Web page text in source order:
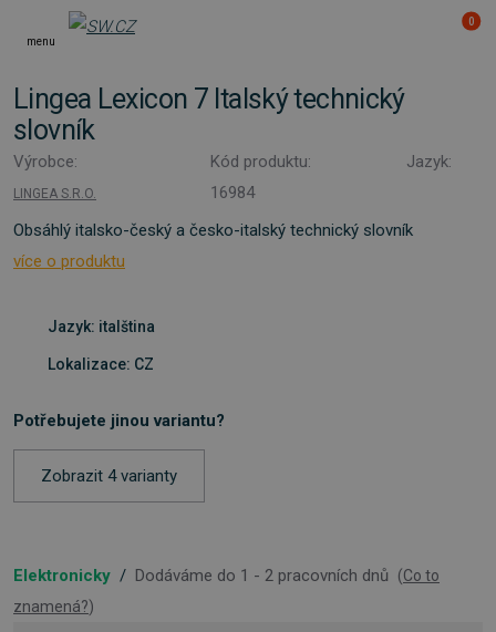
menu
0
Lingea Lexicon 7 Italský technický
slovník
Výrobce:
LINGEA S.R.O.
Kód produktu:
16984
Jazyk:
Obsáhlý italsko-český a česko-italský technický slovník
více o produktu
Jazyk: italština
Lokalizace: CZ
Potřebujete jinou variantu?
Zobrazit 4 varianty
Elektronicky / Dodáváme do 1 - 2 pracovních dnů (Co to
znamená?)